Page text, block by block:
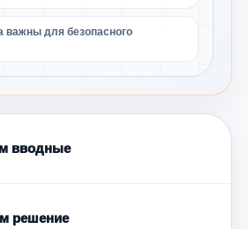
важны для безопасного
вводные
решение